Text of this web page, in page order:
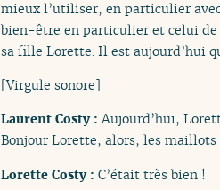
mieux l’utiliser, en particulier
bien-être en particulier et celui de
sa fille Lorette. Il est aujourd’hui
[Virgule sonore]
Laurent Costy :Aujourd’hui,
Bonjour Lorette, alors, les maillots
Lorette Costy : C’était très bien !